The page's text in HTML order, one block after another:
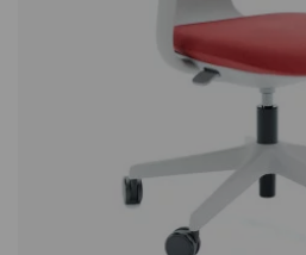
étagères et ses portes coulissantes
gagner de la place dans les
élégante en stratifié durable,
sobres Poignées intégrées